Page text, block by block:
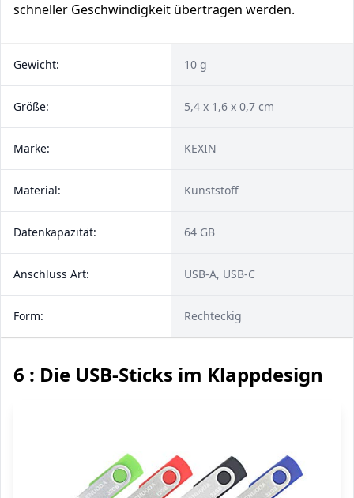
schneller Geschwindigkeit übertragen werden.
Gewicht: 10 g
Größe: 5,4 x 1,6 x 0,7 cm
Marke: KEXIN
Material: Kunststoff
Datenkapazität: 64 GB
Anschluss Art: USB-A, USB-C
Form: Rechteckig
6 : Die USB-Sticks im Klappdesign